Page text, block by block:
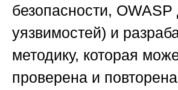
безопасности,
уязвимостей) и
методику, которая
проверена и